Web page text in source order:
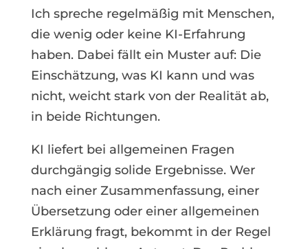
Ich spreche regelmäßig mit Menschen,
die wenig oder keine KI-Erfahrung
haben. Dabei fällt ein Muster auf: Die
Einschätzung, was KI kann und was
nicht, weicht stark von der Realität ab,
in beide Richtungen.
KI liefert bei allgemeinen Fragen
durchgängig solide Ergebnisse. Wer
nach einer Zusammenfassung, einer
Übersetzung oder einer allgemeinen
Erklärung fragt, bekommt in der Regel